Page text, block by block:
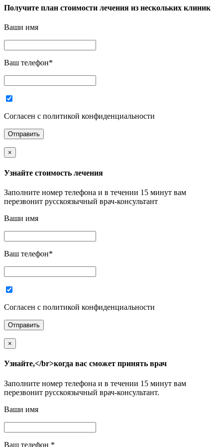
Получите план стоимости лечения из нескольких клиник
Ваши имя
Ваш телефон*
Согласен с политикой конфиденциальности
×
Узнайте стоимость лечения
Заполните номер телефона и в течении 15 минут вам
перезвонит русскоязычный врач-консультант
Ваши имя
Ваш телефон*
Согласен с политикой конфиденциальности
×
Узнайте,</br>когда вас сможет принять врач
Заполните номер телефона и в течении 15 минут вам
перезвонит русскоязычный врач-консультант.
Ваши имя
Ваш телефон *